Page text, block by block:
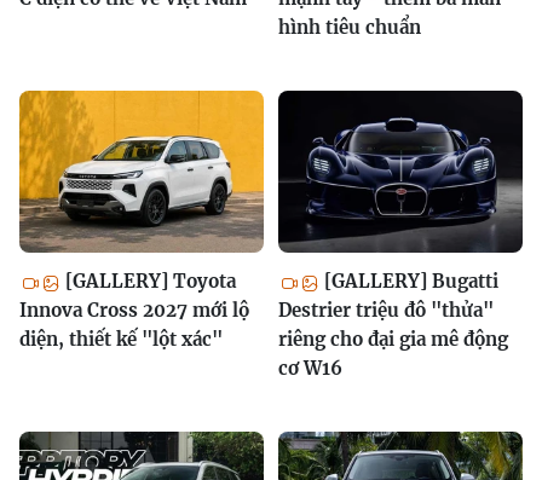
hình tiêu chuẩn
[GALLERY] Toyota
Innova Cross 2027 mới lộ
diện, thiết kế "lột xác"
[GALLERY] Bugatti
Destrier triệu đô "thửa"
riêng cho đại gia mê động
cơ W16